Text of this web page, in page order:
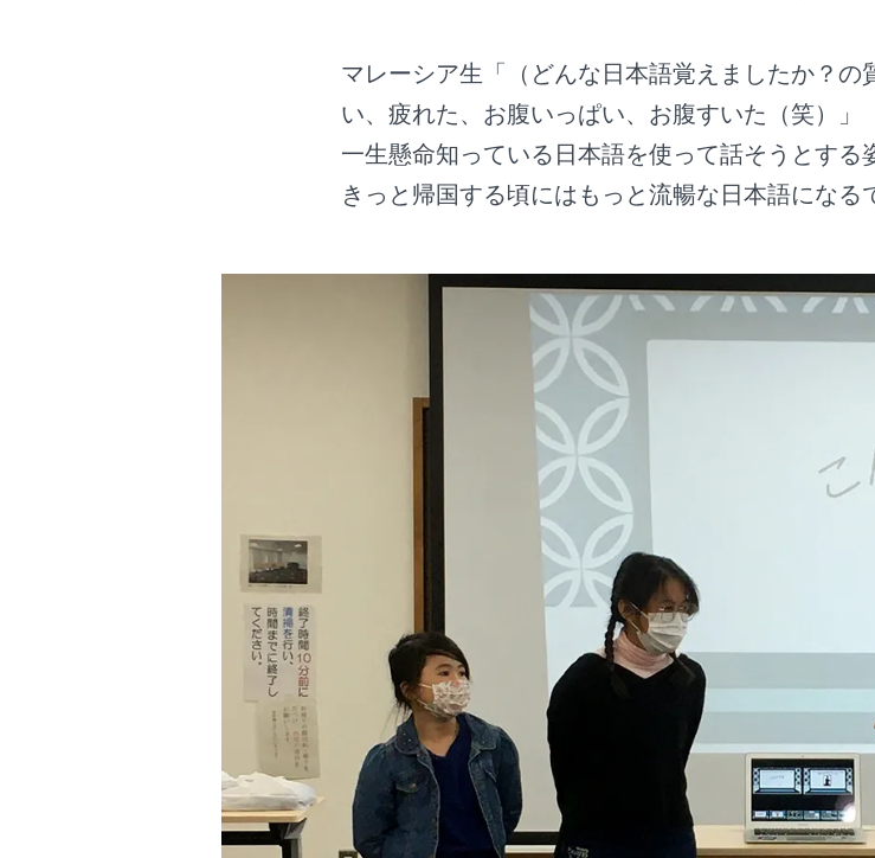
マレーシア生「（どんな日本語覚えましたか？の
い、疲れた、お腹いっぱい、お腹すいた（笑）」
一生懸命知っている日本語を使って話そうとする
きっと帰国する頃にはもっと流暢な日本語になる